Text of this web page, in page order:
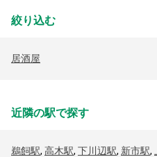
絞り込む
居酒屋
近隣の駅で探す
鵜飼駅, 高木駅, 下川辺駅, 新市駅,